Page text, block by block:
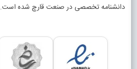
دانشنامه تخصصی در صنعت قارچ شده است.